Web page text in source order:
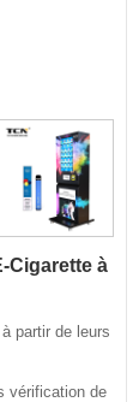
Cigarette à
partir de leurs
vérification de